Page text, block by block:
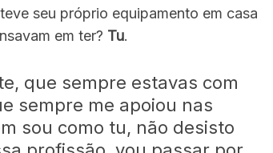
seu próprio equipamento em casa
em ter? Tu.
que sempre estavas com
sempre me apoiou nas
sou como tu, não desisto